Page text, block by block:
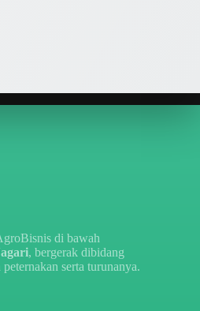
di bawah
, bergerak dibidang
serta turunanya.